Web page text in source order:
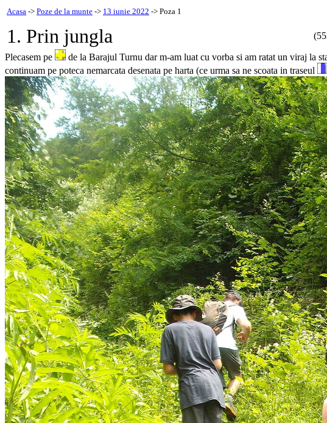
Acasa -> Poze de la munte -> 13 iunie 2022 -> Poza 1
1. Prin jungla
Plecasem pe
de la Barajul Turnu dar m-am luat cu vorba si am ratat un viraj la
continuam pe poteca nemarcata desenata pe harta (ce urma sa ne scoata in traseul